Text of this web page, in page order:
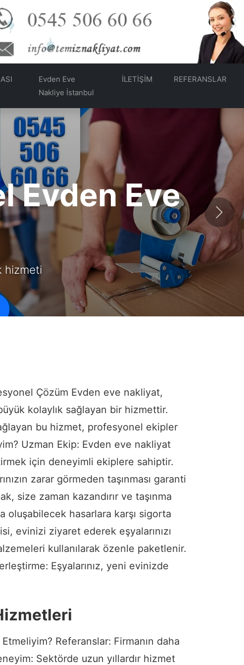
Evden Eve
Nakliye İstanbul
İLETİŞİM REFERANSLAR
Çözüm Evden eve nakliyat,
kolaylık sağlayan bir hizmettir.
bu hizmet, profesyonel ekipler
Uzman Ekip: Evden eve nakliyat
için deneyimli ekiplere sahiptir.
zarar görmeden taşınması garanti
size zaman kazandırır ve taşınma
oluşabilecek hasarlara karşı sigorta
evinizi ziyaret ederek eşyalarınızı
kullanılarak özenle paketlenir.
Eşyalarınız, yeni evinizde
Referanslar: Firmanın daha
Sektörde uzun yıllardır hizmet